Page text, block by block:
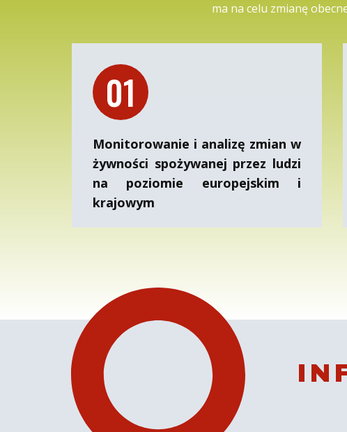
ma na celu zmianę
01
Monitorowanie i analizę zmian w
żywności spożywanej przez ludzi
na poziomie europejskim i
krajowym